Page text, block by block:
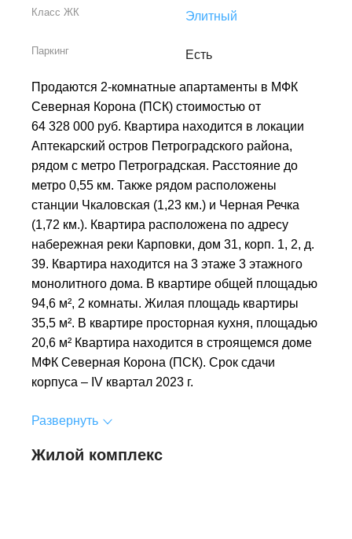
Класс ЖК Элитный
Паркинг Есть
Продаются 2-комнатные апартаменты в МФК
Северная Корона (ПСК) стоимостью от
64 328 000 руб. Квартира находится в локации
Аптекарский остров Петроградского района,
рядом с метро Петроградская. Расстояние до
метро 0,55 км. Также рядом расположены
станции Чкаловская (1,23 км.) и Черная Речка
(1,72 км.). Квартира расположена по адресу
набережная реки Карповки, дом 31, корп. 1, 2, д.
39. Квартира находится на 3 этаже 3 этажного
монолитного дома. В квартире общей площадью
94,6 м², 2 комнаты. Жилая площадь квартиры
35,5 м². В квартире просторная кухня, площадью
20,6 м² Квартира находится в строящемся доме
МФК Северная Корона (ПСК). Срок сдачи
корпуса – IV квартал 2023 г.
Развернуть
Жилой комплекс